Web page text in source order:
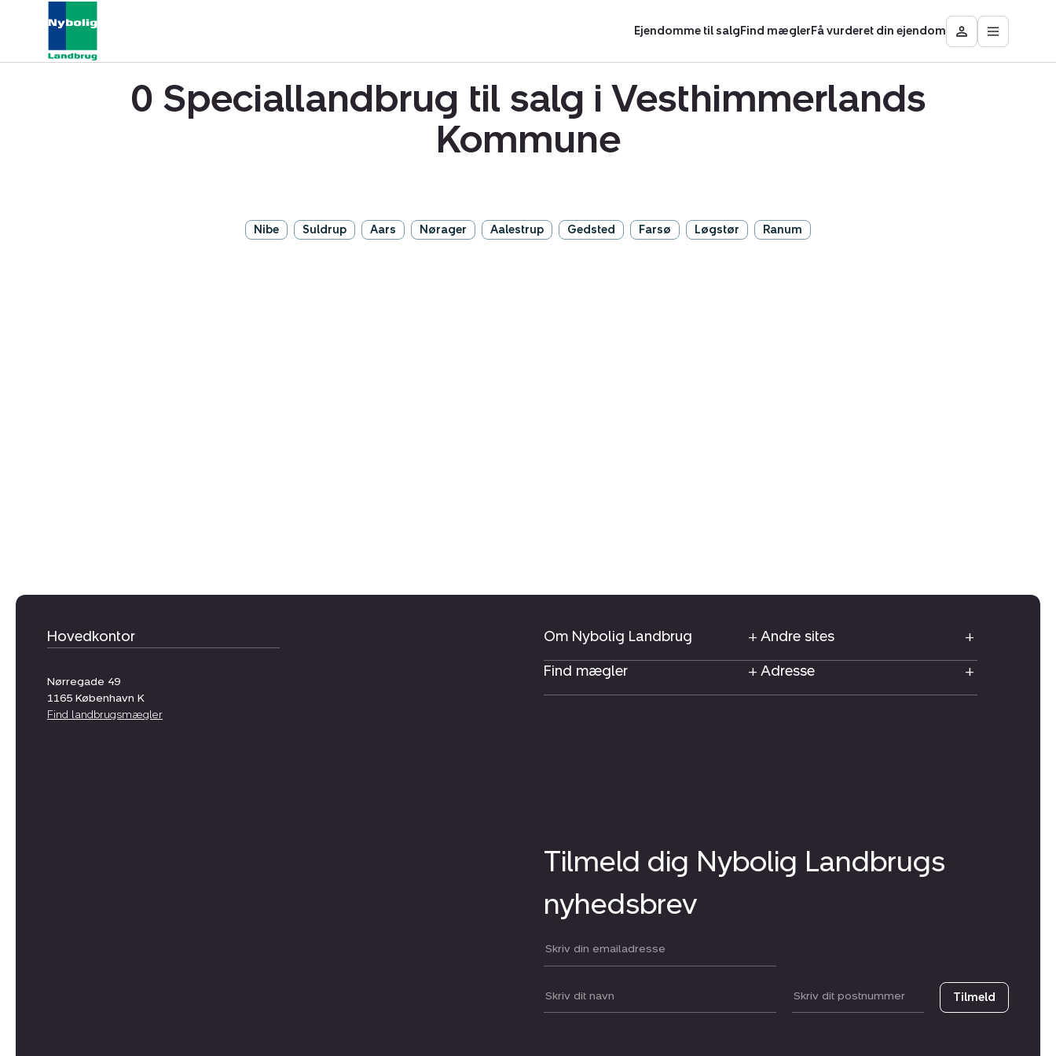
Ejendomme til salgFind mæglerFå vurderet din ejendom
Besøg
Mit
Åbn
0 Speciallandbrug til salg i Vesthimmerlands
Kommune
Nibe Suldrup Aars Nørager Aalestrup Gedsted Farsø Løgstør Ranum
Hovedkontor
Nørregade 49
1165 København K
Find landbrugsmægler
Om Nybolig Landbrug
Andre sites
Find mægler
Adresse
Tilmeld dig Nybolig Landbrugs
nyhedsbrev
Din email:
Dit navn: Postnummer Tilmeld